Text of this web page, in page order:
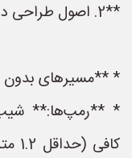
**2. اصول طراحی دسترسی آسان:**
* **مسیرهای بدون